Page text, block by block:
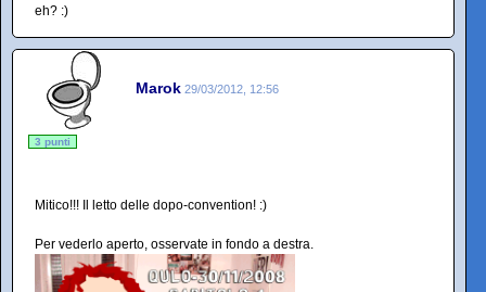
eh? :)
Marok 29/03/2012, 12:56
3 punti
Mitico!!! Il letto delle dopo-convention! :)
Per vederlo aperto, osservate in fondo a destra.